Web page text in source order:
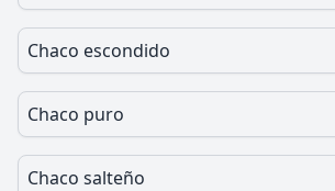
Chaco escondido
Chaco puro
Chaco salteño